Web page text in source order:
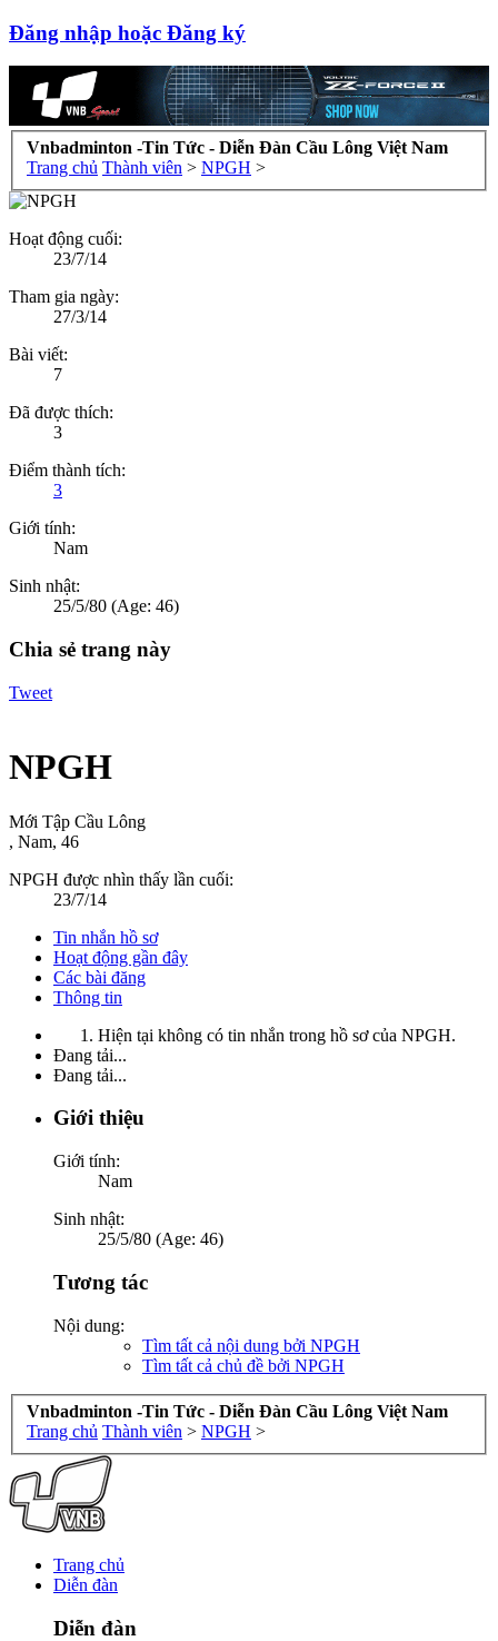
Đăng nhập hoặc Đăng ký
Vnbadminton -Tin Tức - Diễn Đàn Cầu Lông Việt Nam
Trang chủ Thành viên > NPGH >
Hoạt động cuối:
23/7/14
Tham gia ngày:
27/3/14
Bài viết:
7
Đã được thích:
3
Điểm thành tích:
3
Giới tính:
Nam
Sinh nhật:
25/5/80 (Age: 46)
Chia sẻ trang này
Tweet
NPGH
Mới Tập Cầu Lông
, Nam, 46
NPGH được nhìn thấy lần cuối:
23/7/14
Tin nhắn hồ sơ
Hoạt động gần đây
Các bài đăng
Thông tin
Hiện tại không có tin nhắn trong hồ sơ của NPGH.
Đang tải...
Đang tải...
Giới thiệu
Giới tính:
Nam
Sinh nhật:
25/5/80 (Age: 46)
Tương tác
Nội dung:
Tìm tất cả nội dung bởi NPGH
Tìm tất cả chủ đề bởi NPGH
Vnbadminton -Tin Tức - Diễn Đàn Cầu Lông Việt Nam
Trang chủ Thành viên > NPGH >
Trang chủ
Diễn đàn
Diễn đàn